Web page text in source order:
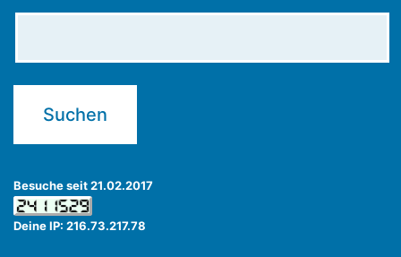
Besuche seit 21.02.2017
Deine IP: 216.73.217.78